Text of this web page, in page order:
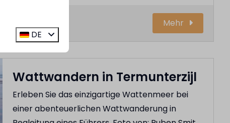
Mehr
Wattwandern in Termunterzijl
Erleben Sie das einzigartige Wattenmeer bei
einer abenteuerlichen Wattwanderung in
DE